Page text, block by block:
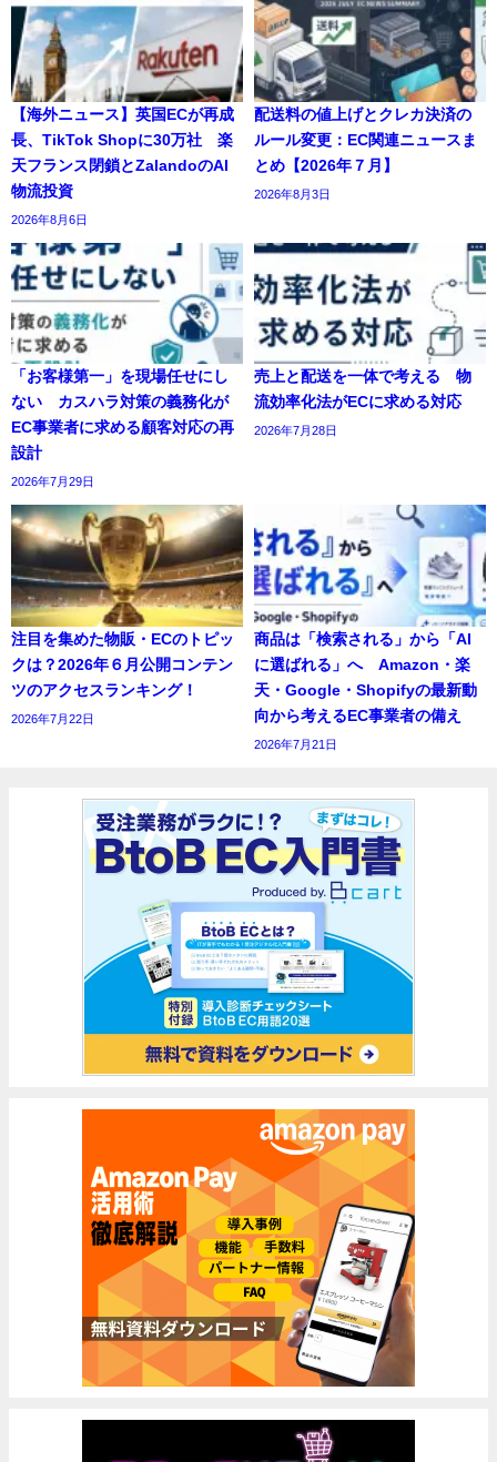
【海外ニュース】英国ECが再成
長、TikTok Shopに30万社 楽
天フランス閉鎖とZalandoのAI
物流投資
2026年8月6日
配送料の値上げとクレカ決済の
ルール変更：EC関連ニュースま
とめ【2026年７月】
2026年8月3日
「お客様第一」を現場任せにし
ない カスハラ対策の義務化が
EC事業者に求める顧客対応の再
設計
2026年7月29日
売上と配送を一体で考える 物
流効率化法がECに求める対応
2026年7月28日
注目を集めた物販・ECのトピッ
クは？2026年６月公開コンテン
ツのアクセスランキング！
2026年7月22日
商品は「検索される」から「AI
に選ばれる」へ Amazon・楽
天・Google・Shopifyの最新動
向から考えるEC事業者の備え
2026年7月21日